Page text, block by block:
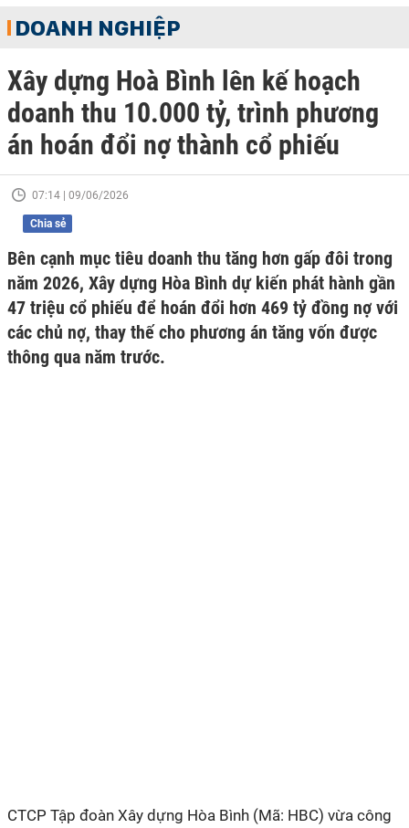
DOANH NGHIỆP
Xây dựng Hoà Bình lên kế hoạch
doanh thu 10.000 tỷ, trình phương
án hoán đổi nợ thành cổ phiếu
07:14 | 09/06/2026
Chia sẻ
Bên cạnh mục tiêu doanh thu tăng hơn gấp đôi trong
năm 2026, Xây dựng Hòa Bình dự kiến phát hành gần
47 triệu cổ phiếu để hoán đổi hơn 469 tỷ đồng nợ với
các chủ nợ, thay thế cho phương án tăng vốn được
thông qua năm trước.
CTCP Tập đoàn Xây dựng Hòa Bình (Mã: HBC) vừa công